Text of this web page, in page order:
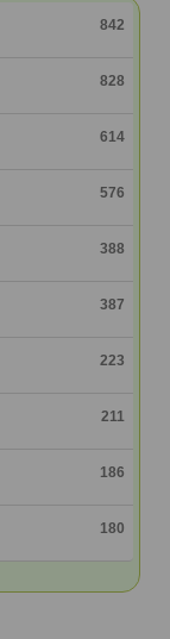
842
828
614
576
388
387
223
211
186
180